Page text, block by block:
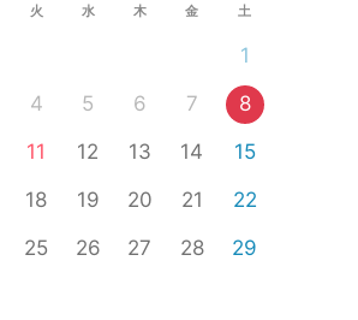
火 水 木 金 土
1
4 5 6 7
8
11 12 13 14
15
18 19 20 21
22
25 26 27 28
29